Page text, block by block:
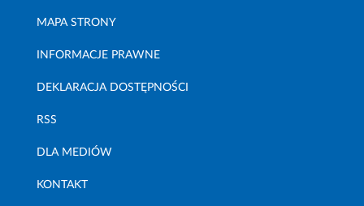
MAPA STRONY
INFORMACJE PRAWNE
DEKLARACJA DOSTĘPNOŚCI
RSS
DLA MEDIÓW
KONTAKT